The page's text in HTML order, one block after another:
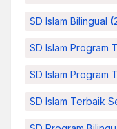
SD Islam Bilingual
SD Islam Program
SD Islam Program
SD Islam Terbaik